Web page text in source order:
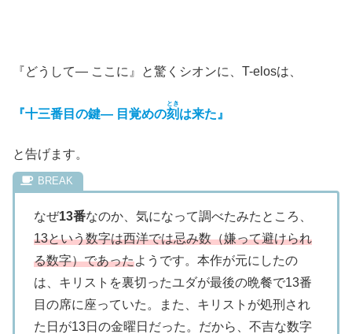
『どうして― ここに』と驚くシオンに、T-elosは、
『十三番目の鍵― 目覚めの刻
とき
は来た』
と告げます。
なぜ13番なのか、気になって調べたみたところ、
13という数字は西洋では忌み数（嫌って避けられ
る数字）であったようです。本作が元にしたの
は、キリストを裏切ったユダが最後の晩餐で13番
目の席に座っていた。また、キリストが処刑され
た日が13日の金曜日だった。だから、不吉な数字